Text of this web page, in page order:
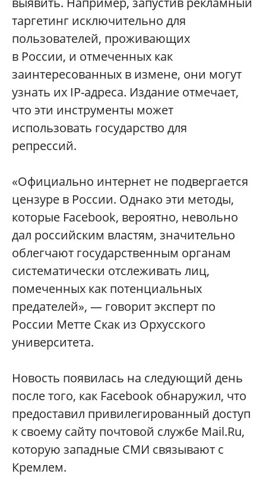
таргетинг исключительно для
пользователей, проживающих
в России, и отмеченных как
заинтересованных в измене, они могут
узнать их IP-адреса. Издание отмечает,
что эти инструменты может
использовать государство для
репрессий.
«Официально интернет не подвергается
цензуре в России. Однако эти методы,
которые Facebook, вероятно, невольно
дал российским властям, значительно
облегчают государственным органам
систематически отслеживать лиц,
помеченных как потенциальных
предателей», — говорит эксперт по
России Метте Скак из Орхусского
университета.
Новость появилась на следующий день
после того, как Facebook обнаружил, что
предоставил привилегированный доступ
к своему сайту почтовой службе Mail.Ru,
которую западные СМИ связывают с
Кремлем.